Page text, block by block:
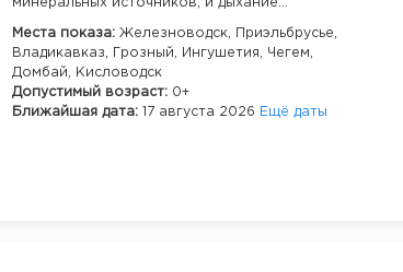
минеральных источников, и дыхание...
Места показа: Железноводск,
Приэльбрусье,
Владикавказ,
Грозный, Ингушетия, Чегем,
Домбай,
Кисловодск
Допустимый возраст: 0+
Ближайшая дата: 17 августа 2026 Ещё даты